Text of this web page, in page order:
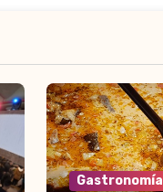
Gastronomía